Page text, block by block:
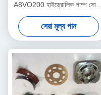
A8VO200 হাইড্রোলিক পাম্প সোয়াশ
প্লেট
সেরা মূল্য পান